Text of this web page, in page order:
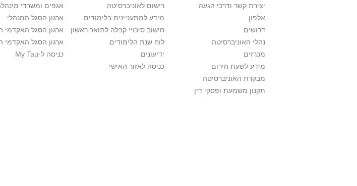
יצירת קשר ודרכי הגעה
אלפון
דרושים
נהלי האוניברסיטה
מכרזים
מידע לשעת חירום
מבקרת האוניברסיטה
תקנון משמעת ופסקי דין
רישום לאוניברסיטה
מידע למתעניינים בלימודים
חישוב סיכויי קבלה לתואר ראשון
לוח שנת הלימודים
ידיעונים
כניסה לאזור האישי
אגפים ומשרדי
ארגון הסגל המנהלי
ארגון הסגל האקדמי
ארגון הסגל האקדמי
כניסה ל-My Tau